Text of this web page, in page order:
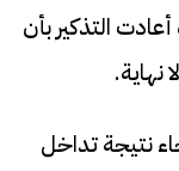
التذكير بأن
نهاية.
نتيجة تداخل